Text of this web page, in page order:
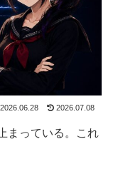
2026.06.28 2026.07.08
まっている。これ